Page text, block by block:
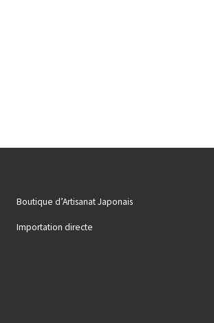
Boutique d’Artisanat Japonais
Importation directe